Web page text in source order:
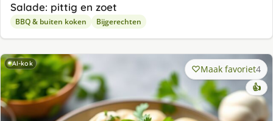
Salade: pittig en zoet
BBQ & buiten koken Bijgerechten
AI-kok Maak favoriet4
👍